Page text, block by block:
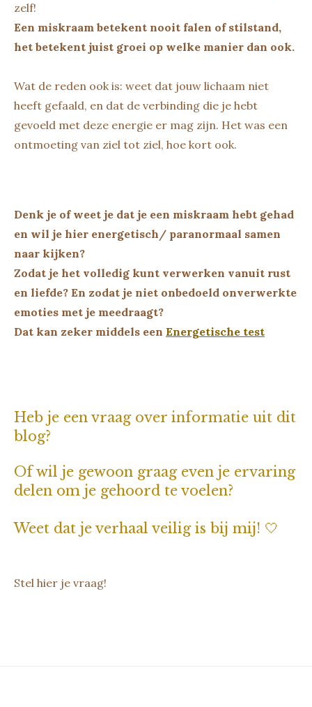
zelf!
Een miskraam betekent nooit falen of stilstand,
het betekent juist groei op welke manier dan ook.
Wat de reden ook is: weet dat jouw lichaam niet
heeft gefaald, en dat de verbinding die je hebt
gevoeld met deze energie er mag zijn. Het was een
ontmoeting van ziel tot ziel, hoe kort ook.
Denk je of weet je dat je een miskraam hebt gehad
en wil je hier energetisch/ paranormaal samen
naar kijken?
Zodat je het volledig kunt verwerken vanuit rust
en liefde? En zodat je niet onbedoeld onverwerkte
emoties met je meedraagt?
Dat kan zeker middels een Energetische test
Heb je een vraag over informatie uit dit
blog?
Of wil je gewoon graag even je ervaring
delen om je gehoord te voelen?
Weet dat je verhaal veilig is bij mij! 🤍
Stel hier je vraag!